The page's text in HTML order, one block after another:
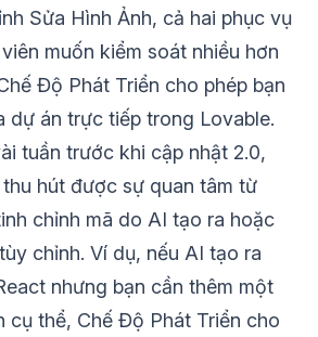
Sửa Hình Ảnh, cả hai phục vụ
muốn kiểm soát nhiều hơn
Độ Phát Triển cho phép bạn
dự án trực tiếp trong Lovable.
tuần trước khi cập nhật 2.0,
hút được sự quan tâm từ
chỉnh mã do AI tạo ra hoặc
chỉnh. Ví dụ, nếu AI tạo ra
nhưng bạn cần thêm một
cụ thể, Chế Độ Phát Triển cho